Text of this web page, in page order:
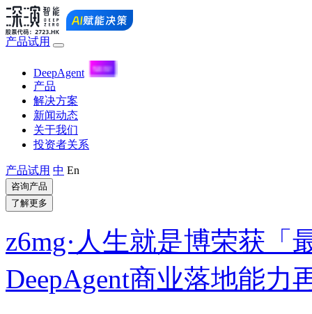
产品试用
DeepAgent
产品
解决方案
新闻动态
关于我们
投资者关系
产品试用 中 En
咨询产品
了解更多
z6mg·人生就是博荣获「
DeepAgent商业落地能力